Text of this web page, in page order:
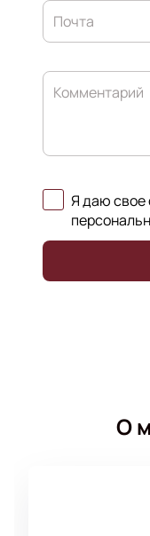
Почта
Комментарий
Я даю свое
О